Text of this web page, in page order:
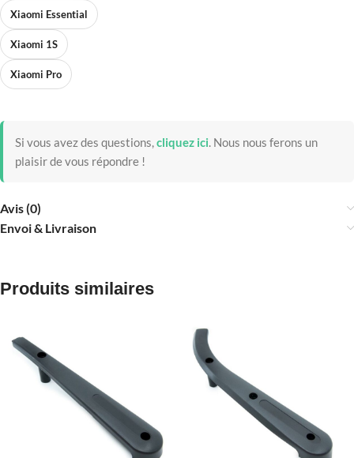
Xiaomi Essential
Xiaomi 1S
Xiaomi Pro
Si vous avez des questions,cliquez ici. Nous nous ferons un
plaisir de vous répondre !
Avis (0)
Envoi & Livraison
Produits similaires